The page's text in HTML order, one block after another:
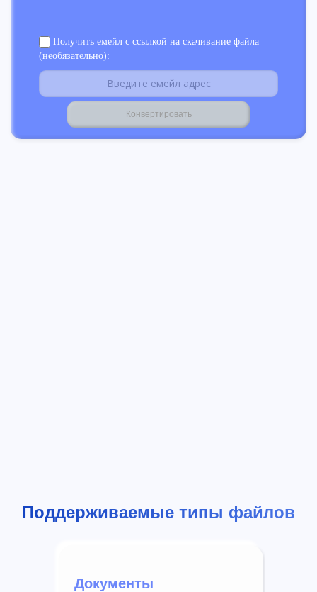
Получить емейл с ссылкой на скачивание файла
(необязательно):
Поддерживаемые типы файлов
Документы